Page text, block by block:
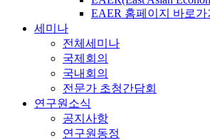
EAER 홈페이지 바로가
세미나
전체세미나
국제회의
국내회의
전문가 초청간담회
연구원소식
공지사항
연구원동정